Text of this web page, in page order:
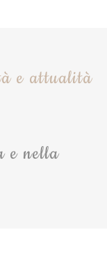
e attualità
e nella